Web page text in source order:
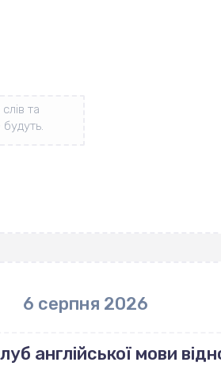
6 серпня 2026
англійської мови